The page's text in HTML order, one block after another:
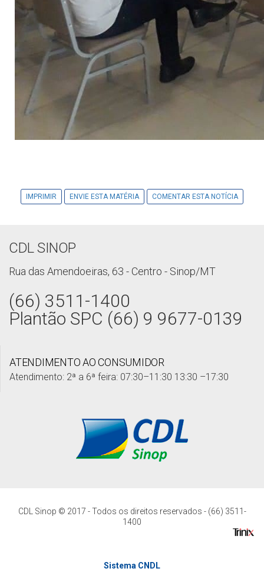
IMPRIMIR ENVIE ESTA MATÉRIA COMENTAR ESTA NOTÍCIA
CDL SINOP
Rua das Amendoeiras, 63 - Centro - Sinop/MT
(66) 3511-1400
Plantão SPC (66) 9 9677-0139
ATENDIMENTO AO CONSUMIDOR
Atendimento: 2ª a 6ª feira: 07:30–11:30 13:30 –17:30
CDL Sinop © 2017 - Todos os direitos reservados - (66) 3511-
1400
Sistema CNDL